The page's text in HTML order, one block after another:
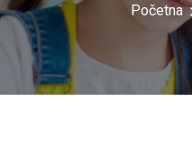
Početna